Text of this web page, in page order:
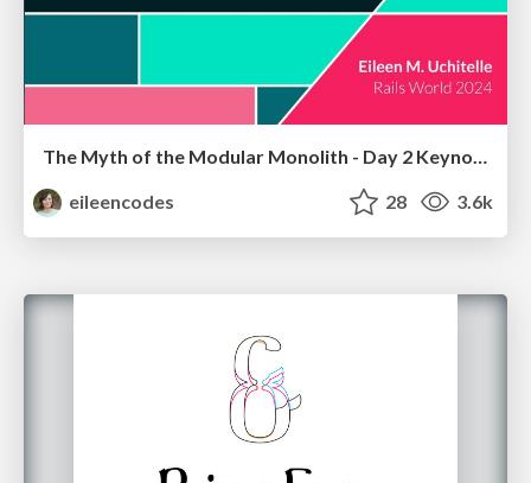
The Myth of the Modular Monolith - Day 2 Keynote - Rails World 2024
eileencodes
28 3.6k